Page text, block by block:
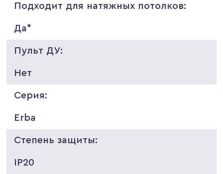
Подходит для натяжных потолков:
Да*
Пульт ДУ:
Нет
Серия:
Erba
Степень защиты:
IP20